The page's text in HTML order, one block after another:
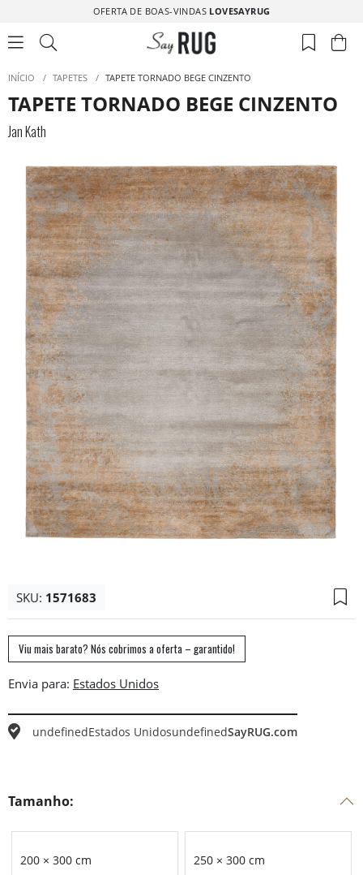
OFERTA DE BOAS-VINDAS LOVESAYRUG
INÍCIO / TAPETES / TAPETE TORNADO BEGE CINZENTO
TAPETE TORNADO BEGE CINZENTO
Jan Kath
SKU: 1571683
Viu mais barato? Nós cobrimos a oferta – garantido!
Envia para:
undefinedEstados UnidosundefinedSayRUG.com
Tamanho:
200 × 300 cm 250 × 300 cm